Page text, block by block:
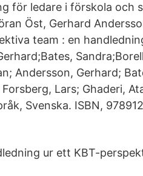
för ledare i förskola och
Öst, Gerhard
team : en
Andersson, Gerhard;
Lars; Ghaderi,
Svenska. ISBN,
ur ett KBT-